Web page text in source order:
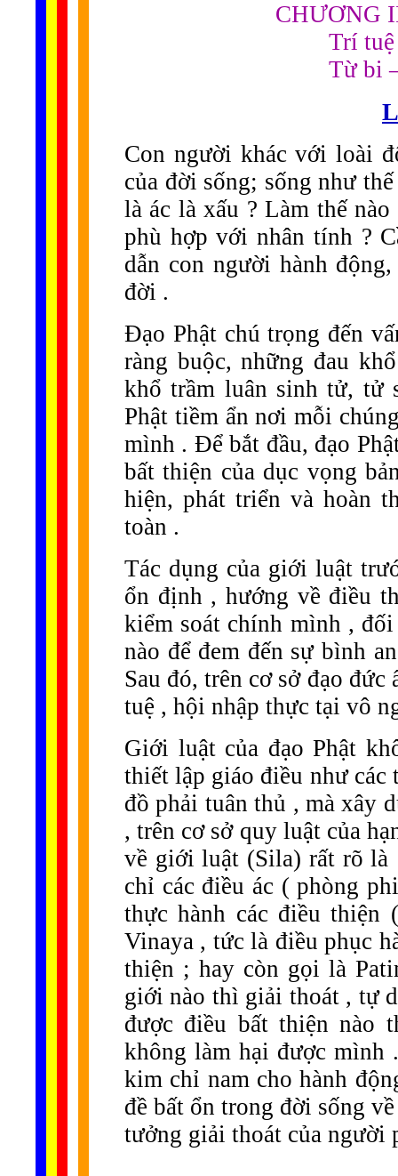
CHƯƠNG
Trí
Từ bi
Con người khác với loài
của đời sống; sống như
là ác là xấu ? Làm thế
phù hợp với nhân tính ?
dẫn con người hành
đời .
Đạo Phật chú trọng đến
ràng buộc, những đau
khổ trầm luân sinh tử, tử
Phật tiềm ẩn nơi mỗi
mình . Để bắt đầu, đạo
bất thiện của dục vọng
hiện, phát triển và hoàn
toàn .
Tác dụng của giới luật
ổn định , hướng về điều
kiểm soát chính mình ,
nào để đem đến sự bình
Sau đó, trên cơ sở đạo
tuệ , hội nhập thực tại vô
Giới luật của đạo Phật
thiết lập giáo điều như các
đồ phải tuân thủ , mà xây
, trên cơ sở quy luật của
về giới luật (Sila) rất rõ là
chỉ các điều ác ( phòng
thực hành các điều
Vinaya , tức là điều phục
thiện ; hay còn gọi là
giới nào thì giải thoát , tự
được điều bất thiện nào
không làm hại được
kim chỉ nam cho hành
đề bất ổn trong đời sống
tưởng giải thoát của người